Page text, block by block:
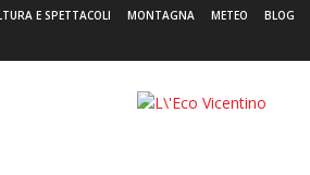
E SPETTACOLI MONTAGNA METEO BLOG
L'Eco